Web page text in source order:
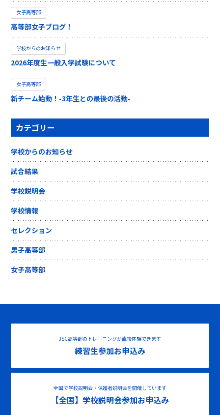
女子高等部
高等部女子ブログ！
学校からのお知らせ
2026年度生一般入学試験について
女子高等部
新チーム始動！-3年生との最後の活動-
カテゴリー
学校からのお知らせ
試合結果
学校説明会
学校情報
セレクション
男子高等部
女子高等部
JSC高等部のトレーニングが直接体験できます
練習生参加お申込み
全国で学校説明会・保護者説明会を開催しています
【全国】学校説明会参加お申込み